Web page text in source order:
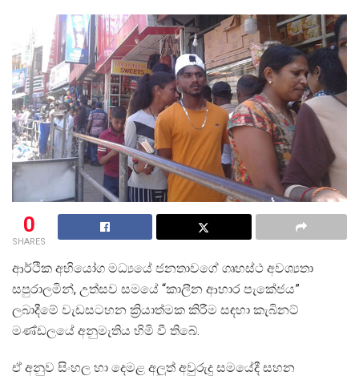
0
SHARES
ආර්ථික අභියෝග මධ්‍යයේ ජනතාවගේ ගෘහස්ථ අවශ්‍යතා
සපුරාලමින්, උත්සව සමයේ “කාලීන ආහාර පැකේජය”
ලබාදීමේ වැඩසටහන ක්‍රියාත්මක කිරීම සඳහා කැබිනට්
මණ්ඩලයේ අනුමැතිය හිමි වී තිබේ.
ඒ අනුව සිංහල හා දෙමළ අලුත් අවුරුදු සමයේදී සහන